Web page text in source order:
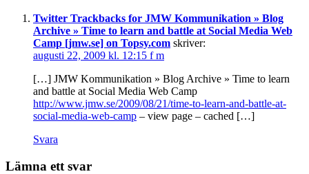
Twitter Trackbacks for JMW Kommunikation » Blog
Archive » Time to learn and battle at Social Media Web
Camp [jmw.se] on Topsy.com skriver:
augusti 22, 2009 kl. 12:15 f m
[…] JMW Kommunikation » Blog Archive » Time to learn
and battle at Social Media Web Camp
http://www.jmw.se/2009/08/21/time-to-learn-and-battle-at-
social-media-web-camp – view page – cached […]
Svara
Lämna ett svar